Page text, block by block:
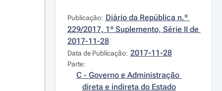
Publicação: Diário da República n.º
229/2017, 1º Suplemento, Série II de
2017-11-28
Data de Publicação: 2017-11-28
Parte:
C - Governo e Administração
direta e indireta do Estado